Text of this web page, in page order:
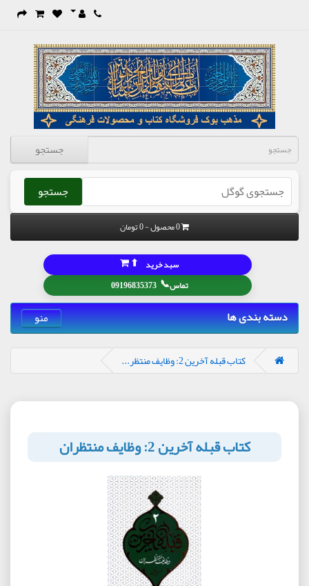
جستجو
جستجو
0 محصول - 0 تومان
تماس📞
09196835373
سبد خرید ⬆
دسته بندی ها منو
کتاب قبله آخرین 2: وظایف منتظر...
کتاب قبله آخرین 2: وظایف منتظران